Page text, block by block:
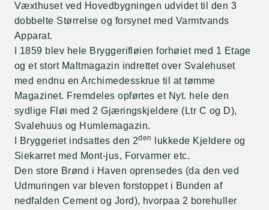
Væxthuset ved Hovedbygningen udvidet til den 3
dobbelte Størrelse og forsynet med Varmtvands
Apparat.
I 1859 blev hele Bryggerifløien forhøiet med 1 Etage
og et stort Maltmagazin indrettet over Svalehuset
med endnu en Archimedesskrue til at tømme
Magazinet. Fremdeles opførtes et Nyt. hele den
sydlige Fløi med 2 Gjæringskjeldere (Ltr C og D),
Svalehuus og Humlemagazin.
I Bryggeriet indsattes den 2den
lukkede Kjeldere og
Siekarret med Mont-jus, Forvarmer etc.
Den store Brønd i Haven oprensedes (da den ved
Udmuringen var bleven forstoppet i Bunden af
nedfalden Cement og Jord), hvorpaa 2 borehuller